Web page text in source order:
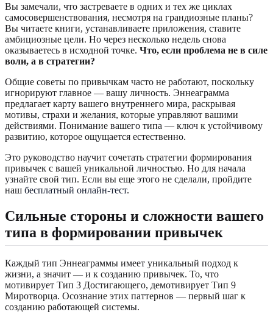
Вы замечали, что застреваете в одних и тех же циклах
самосовершенствования, несмотря на грандиозные планы?
Вы читаете книги, устанавливаете приложения, ставите
амбициозные цели. Но через несколько недель снова
оказываетесь в исходной точке. Что, если проблема не в силе
воли, а в стратегии?
Общие советы по привычкам часто не работают, поскольку
игнорируют главное — вашу личность. Эннеаграмма
предлагает карту вашего внутреннего мира, раскрывая
мотивы, страхи и желания, которые управляют вашими
действиями. Понимание вашего типа — ключ к устойчивому
развитию, которое ощущается естественно.
Это руководство научит сочетать стратегии формирования
привычек с вашей уникальной личностью. Но для начала
узнайте свой тип. Если вы еще этого не сделали, пройдите
наш бесплатный онлайн-тест.
Сильные стороны и сложности вашего
типа в формировании привычек
Каждый тип Эннеаграммы имеет уникальный подход к
жизни, а значит — и к созданию привычек. То, что
мотивирует Тип 3 Достигающего, демотивирует Тип 9
Миротворца. Осознание этих паттернов — первый шаг к
созданию работающей системы.